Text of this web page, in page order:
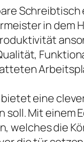
in dem
eine
Mit einem
welches die